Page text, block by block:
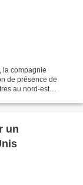
la compagnie
de présence de
au nord-est
un